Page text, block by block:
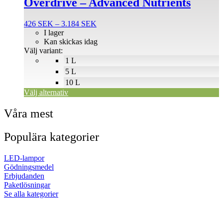
426 SEK – 3.184 SEK
till
1 L
5 L
10 L
I lager
Kan skickas idag
Välj variant:
Välj alternativ
har
varianter.
olika
alternativen
produktsidan
Våra mest
Populära kategorier
LED-lampor
Gödningsmedel
Erbjudanden
Paketlösningar
Se alla kategorier